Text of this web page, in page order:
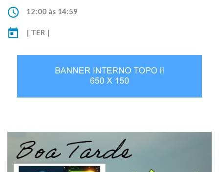
12:00 às 14:59
| TER |